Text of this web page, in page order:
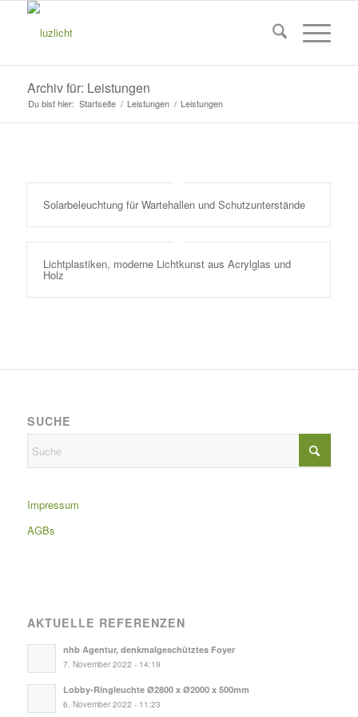
Archiv für: Leistungen
Du bist hier: Startseite / Leistungen / Leistungen
Solarbeleuchtung für Wartehallen und Schutzunterstände
Lichtplastiken, moderne Lichtkunst aus Acrylglas und
Holz
SUCHE
Impressum
AGBs
AKTUELLE REFERENZEN
nhb Agentur, denkmalgeschütztes Foyer
7. November 2022 - 14:19
Lobby-Ringleuchte Ø2800 x Ø2000 x 500mm
6. November 2022 - 11:23